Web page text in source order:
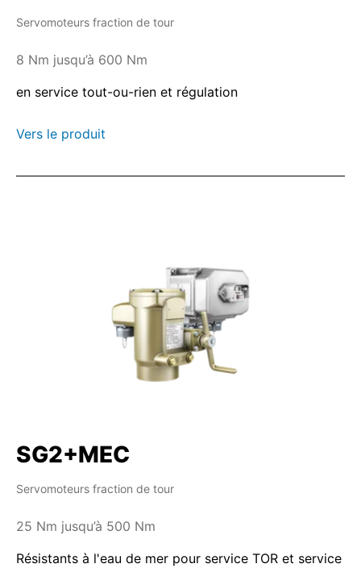
Servomoteurs fraction de tour
8 Nm jusqu’à 600 Nm
en service tout-ou-rien et régulation
Vers le produit
SG2+MEC
Servomoteurs fraction de tour
25 Nm jusqu’à 500 Nm
Résistants à l'eau de mer pour service TOR et service